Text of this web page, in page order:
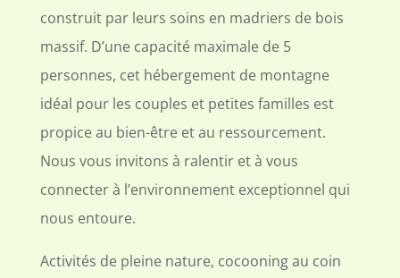
construit par leurs soins en madriers de bois
massif. D’une capacité maximale de 5
personnes, cet hébergement de montagne
idéal pour les couples et petites familles est
propice au bien-être et au ressourcement.
Nous vous invitons à ralentir et à vous
connecter à l’environnement exceptionnel qui
nous entoure.
Activités de pleine nature, cocooning au coin